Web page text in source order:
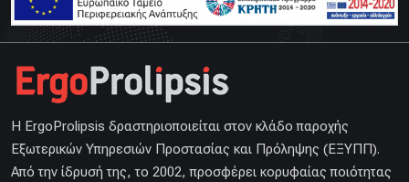
H ErgoProlipsis δραστηριοποιείται στον κλάδο παροχής
Εξωτερικών Υπηρεσιών Προστασίας και Πρόληψης (ΕΞΥΠΠ).
Από την ίδρυσή της, το 2002, προσφέρει κορυφαίας ποιότητας